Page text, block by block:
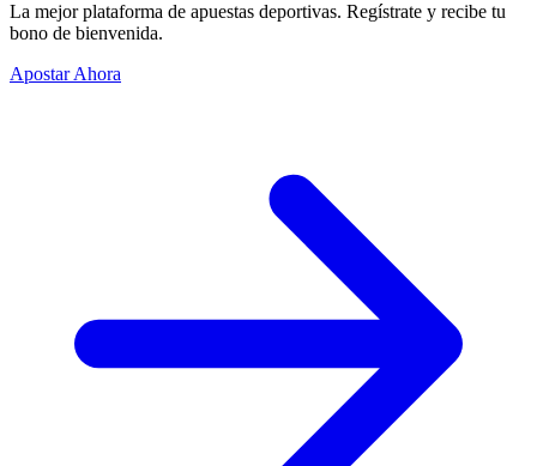
La mejor plataforma de apuestas deportivas. Regístrate y recibe tu
bono de bienvenida.
Apostar Ahora